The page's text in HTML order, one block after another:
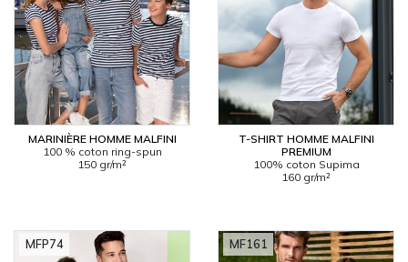
MARINIÈRE HOMME MALFINI
100 % coton ring-spun
150 gr/m²
T-SHIRT HOMME MALFINI
PREMIUM
100% coton Supima
160 gr/m²
MFP74 MF161